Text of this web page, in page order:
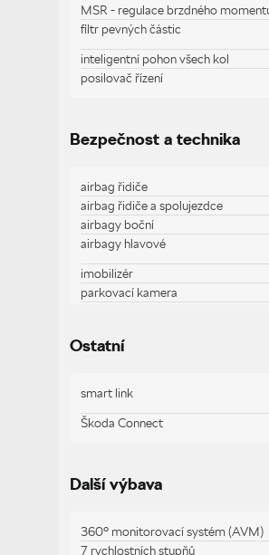
MSR - regulace brzdného
filtr pevných částic
inteligentní pohon všech kol
posilovač řízení
Bezpečnost a technika
airbag řidiče
airbag řidiče a spolujezdce
airbagy boční
airbagy hlavové
imobilizér
parkovací kamera
značek
Zobrazit více
Ostatní
smart link
Škoda Connect
Další výbava
360° monitorovací systém (AVM)
7 rychlostních stupňů